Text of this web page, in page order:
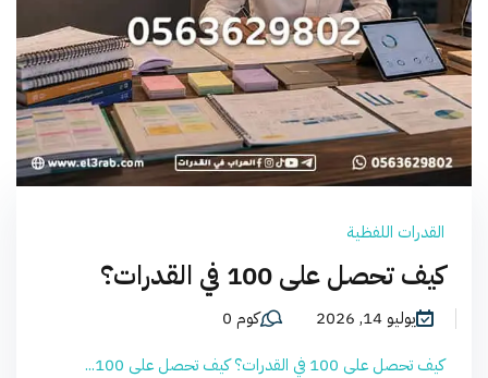
القدرات اللفظية
كيف تحصل على 100 في القدرات؟
يوليو 14, 2026
كوم 0
كيف تحصل على 100 في القدرات؟ كيف تحصل على 100...